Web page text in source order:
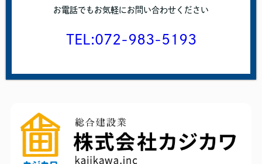
お電話でもお気軽にお問い合わせください
TEL:072-983-5193